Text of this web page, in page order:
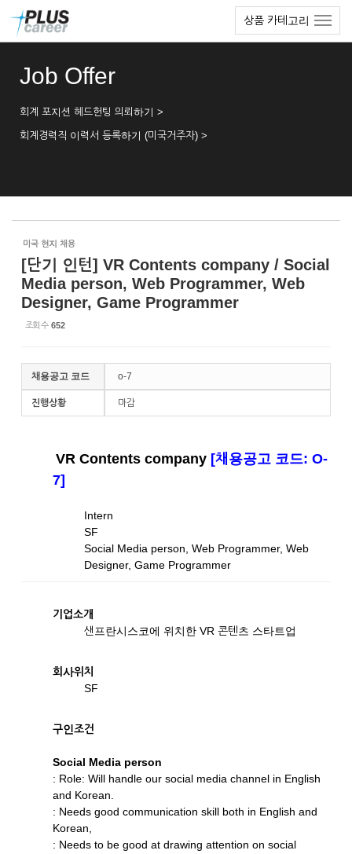
상품 카테고리
Job Offer
회계 포지션 헤드헌팅 의뢰하기 >
회계경력직 이력서 등록하기 (미국거주자) >
미국 현지 채용
[단기 인턴] VR Contents company / Social
Media person, Web Programmer, Web
Designer, Game Programmer
조회 수 652
채용공고 코드 o-7
진행상황 마감
VR Contents company [채용공고 코드: O-
7]
Intern
SF
Social Media person, Web Programmer, Web
Designer, Game Programmer
기업소개
샌프란시스코에 위치한 VR 콘텐츠 스타트업
회사위치
SF
구인조건
Social Media person
: Role: Will handle our social media channel in English
and Korean.
: Needs good communication skill both in English and
Korean,
: Needs to be good at drawing attention on social